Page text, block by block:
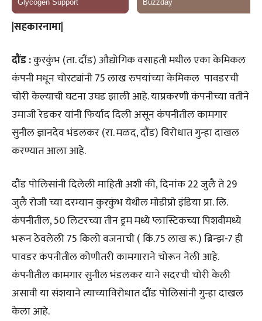
|सहकारनामा|
दौंड :कुरकुंभ (ता. दौंड) औद्योगिक वसाहती मधील एका केमिकल
कंपनी मधून चोरट्यांनी 75 लाख रुपयांच्या केमिकल पावडरची
चोरी केल्याची घटना उघड झाली आहे. याप्रकरणी कंपनीच्या वतीने
उमाजी रेडकर यांनी फिर्याद दिली असून कंपनीतील कामगार
सुनील ज्ञानदेव भंडलकर (रा. मळद, दौंड) विरोधात गुन्हा दाखल
करण्यात आला आहे.
दौंड पोलिसांनी दिलेली माहिती अशी की, दिनांक 22 जुलै ते 29
जुलै रोजी च्या दरम्यान कुरकुंभ येथील मोडीप्रो इंडिया प्रा. लि.
कंपनीतील, 50 लिटरच्या तीन ड्रम मध्ये प्लास्टिकच्या पिशवीमध्ये
भरून ठेवलेली 75 किलो वजनाची ( किं.75 लाख रू.) ब्रिन्झ-7 ही
पावडर कंपनीतील कोणीतरी कामगाराने चोरून नेली आहे.
कंपनीतील कामगार सुनील भंडलकर याने सदरची चोरी केली
असावी या संशयाने त्याच्याविरोधात दौंड पोलिसांनी गुन्हा दाखल
केला आहे.